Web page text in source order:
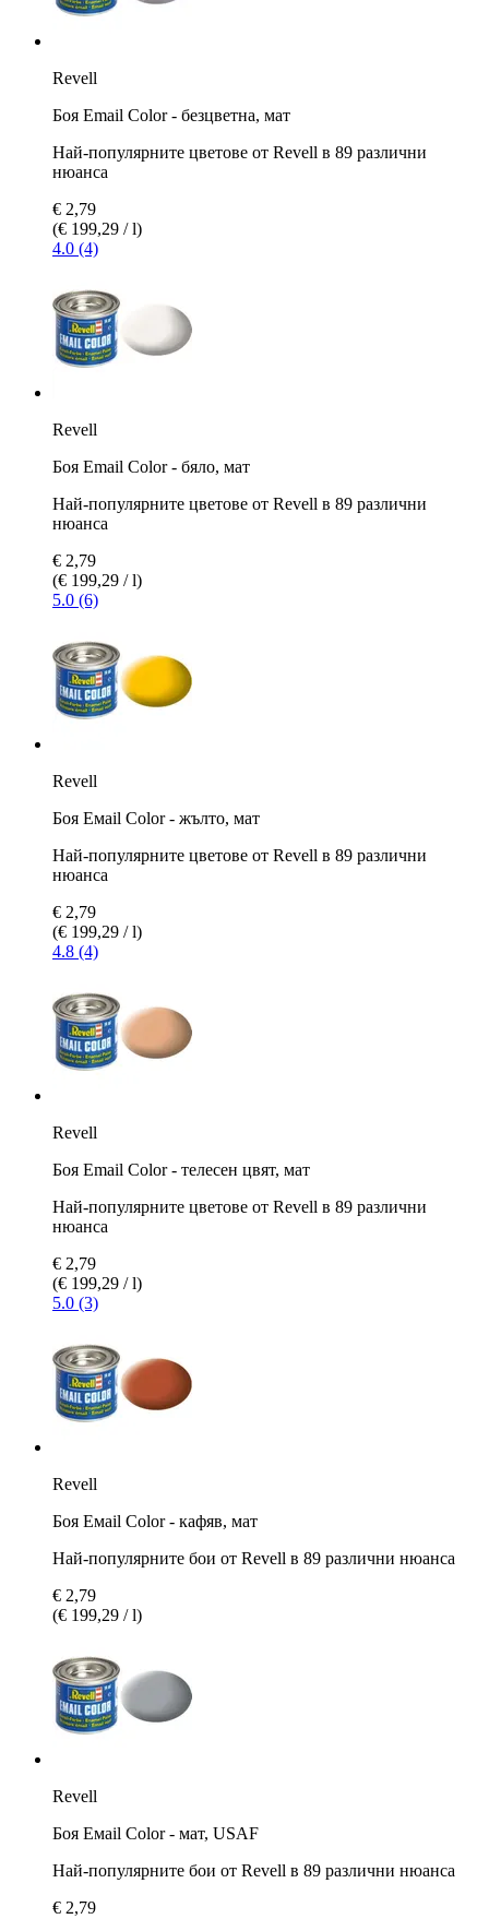
Revell
Боя Email Color - безцветна, мат
Най-популярните цветове от Revell в 89 различни
нюанса
€ 2,79
(€ 199,29 / l)
4.0 (4)
Revell
Боя Email Color - бяло, мат
Най-популярните цветове от Revell в 89 различни
нюанса
€ 2,79
(€ 199,29 / l)
5.0 (6)
Revell
Боя Емаil Color - жълто, мат
Най-популярните цветове от Revell в 89 различни
нюанса
€ 2,79
(€ 199,29 / l)
4.8 (4)
Revell
Боя Email Color - телесен цвят, мат
Най-популярните цветове от Revell в 89 различни
нюанса
€ 2,79
(€ 199,29 / l)
5.0 (3)
Revell
Боя Емаil Color - кафяв, мат
Най-популярните бои от Revell в 89 различни нюанса
€ 2,79
(€ 199,29 / l)
Revell
Боя Емаil Color - мат, USAF
Най-популярните бои от Revell в 89 различни нюанса
€ 2,79